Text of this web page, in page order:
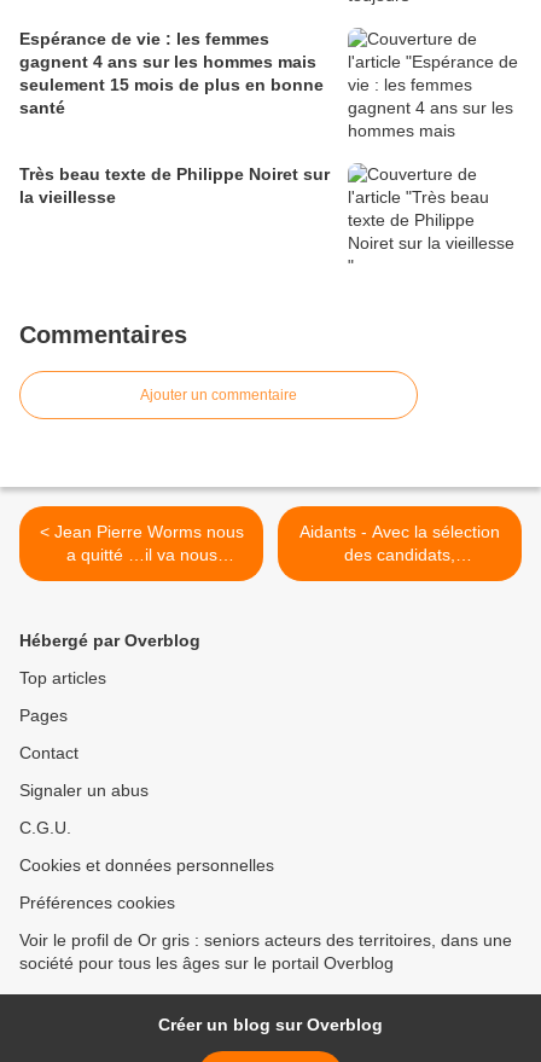
Espérance de vie : les femmes
gagnent 4 ans sur les hommes mais
seulement 15 mois de plus en bonne
santé
Très beau texte de Philippe Noiret sur
la vieillesse
Commentaires
Ajouter un commentaire
< Jean Pierre Worms nous
a quitté …il va nous
manquer terriblement.… Il
Aidants - Avec la sélection
des candidats,
l'expérimentation du
Hébergé par Overblog
Top articles
Pages
Contact
Signaler un abus
C.G.U.
Cookies et données personnelles
Préférences cookies
Voir le profil de Or gris : seniors acteurs des territoires, dans une
société pour tous les âges sur le portail Overblog
Créer un blog sur Overblog